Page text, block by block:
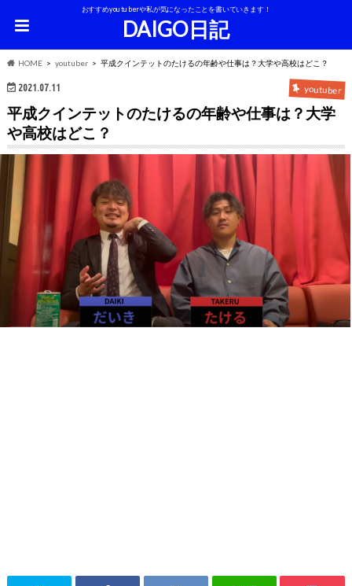
おすすめyoutuberや私が気になったことを書いていきます！
DAIGO日記
HOME youtuber 平成クインテットのたけるの年齢や仕事は？大学や高校はどこ？
2021.07.11 youtuber
平成クインテットのたけるの年齢や仕事は？大学
や高校はどこ？